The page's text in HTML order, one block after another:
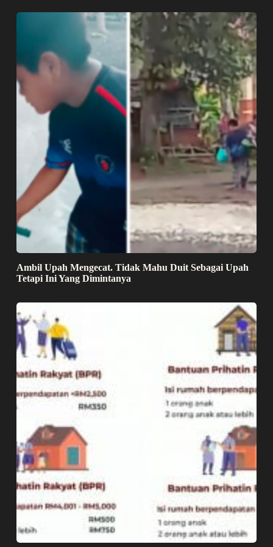
Ambil Upah Mengecat. Tidak Mahu Duit Sebagai Upah
Tetapi Ini Yang Dimintanya